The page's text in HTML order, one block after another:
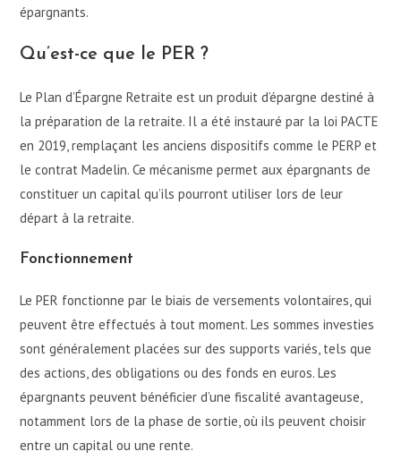
épargnants.
Qu’est-ce que le PER ?
Le Plan d’Épargne Retraite est un produit d’épargne destiné à
la préparation de la retraite. Il a été instauré par la loi PACTE
en 2019, remplaçant les anciens dispositifs comme le PERP et
le contrat Madelin. Ce mécanisme permet aux épargnants de
constituer un capital qu’ils pourront utiliser lors de leur
départ à la retraite.
Fonctionnement
Le PER fonctionne par le biais de versements volontaires, qui
peuvent être effectués à tout moment. Les sommes investies
sont généralement placées sur des supports variés, tels que
des actions, des obligations ou des fonds en euros. Les
épargnants peuvent bénéficier d’une fiscalité avantageuse,
notamment lors de la phase de sortie, où ils peuvent choisir
entre un capital ou une rente.